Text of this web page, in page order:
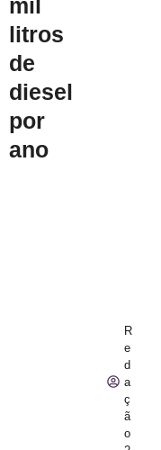
mil
litros
de
diesel
por
ano
R
e
d
a
ç
ã
o